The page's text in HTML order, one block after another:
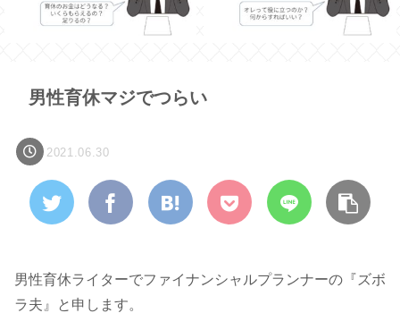
男性育休マジでつらい
2021.06.30
男性育休ライターでファイナンシャルプランナーの『ズボ
ラ夫』と申します。